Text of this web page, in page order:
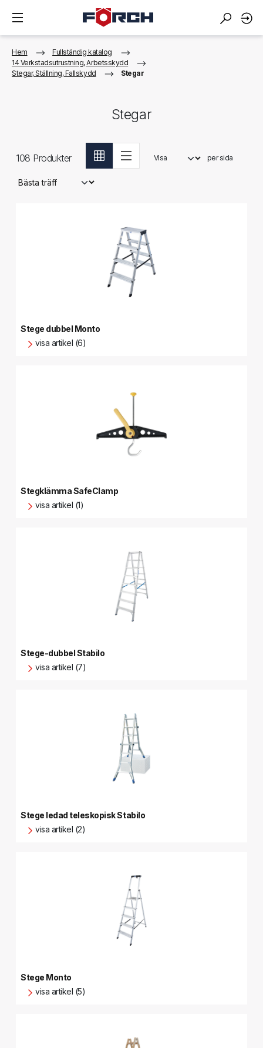
Hem
Fullständig katalog
14 Verkstadsutrustning, Arbetsskydd
Stegar, Ställning, Fallskydd
Stegar
Stegar
108 Produkter Visa per sida
Stege dubbel Monto
visa artikel (6)
Stegklämma SafeClamp
visa artikel (1)
Stege-dubbel Stabilo
visa artikel (7)
Stege ledad teleskopisk Stabilo
visa artikel (2)
Stege Monto
visa artikel (5)